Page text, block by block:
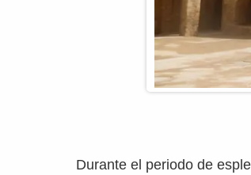
Durante el periodo de